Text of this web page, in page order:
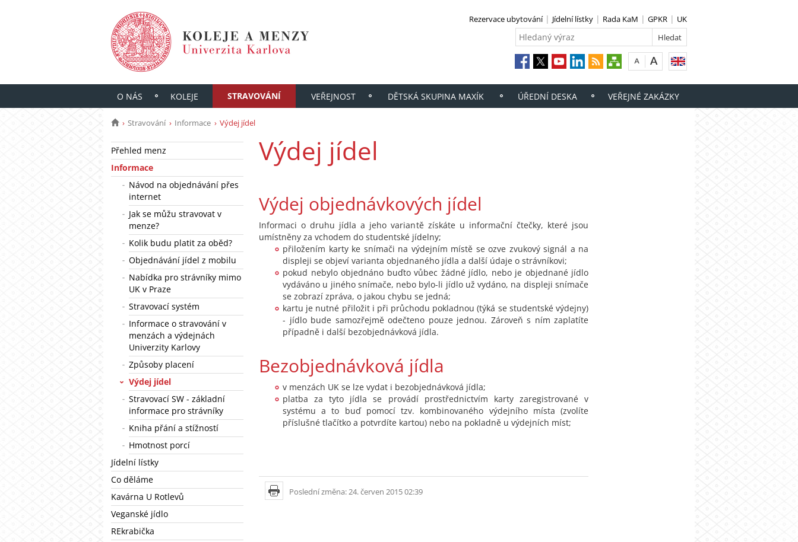
Rezervace ubytování Jídelní lístky Rada KaM GPKR UK
O NÁS KOLEJE STRAVOVÁNÍ VEŘEJNOST DĚTSKÁ SKUPINA MAXÍK ÚŘEDNÍ DESKA VEŘEJNÉ ZAKÁZKY
Stravování Informace Výdej jídel
Přehled menz
Informace
Návod na objednávání přes
internet
Jak se můžu stravovat v
menze?
Kolik budu platit za oběd?
Objednávání jídel z mobilu
Nabídka pro strávníky mimo
UK v Praze
Stravovací systém
Informace o stravování v
menzách a výdejnách
Univerzity Karlovy
Způsoby placení
Výdej jídel
Stravovací SW - základní
informace pro strávníky
Kniha přání a stížností
Hmotnost porcí
Jídelní lístky
Co děláme
Kavárna U Rotlevů
Veganské jídlo
REkrabička
Výdej jídel
Výdej objednávkových jídel
Informaci o druhu jídla a jeho variantě získáte u informační čtečky, které jsou
umístněny za vchodem do studentské jídelny;
přiložením karty ke snímači na výdejním místě se ozve zvukový signál a na
displeji se objeví varianta objednaného jídla a další údaje o strávníkovi;
pokud nebylo objednáno buďto vůbec žádné jídlo, nebo je objednané jídlo
vydáváno u jiného snímače, nebo bylo-li jídlo už vydáno, na displeji snímače
se zobrazí zpráva, o jakou chybu se jedná;
kartu je nutné přiložit i při průchodu pokladnou (týká se studentské výdejny)
- jídlo bude samozřejmě odečteno pouze jednou. Zároveň s ním zaplatíte
případně i další bezobjednávková jídla.
Bezobjednávková jídla
v menzách UK se lze vydat i bezobjednávková jídla;
platba za tyto jídla se provádí prostřednictvím karty zaregistrované v
systému a to buď pomocí tzv. kombinovaného výdejního místa (zvolíte
příslušné tlačítko a potvrdíte kartou) nebo na pokladně u výdejních míst;
Poslední změna: 24. červen 2015 02:39